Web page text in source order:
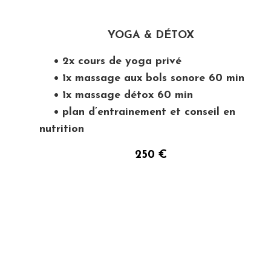
YOGA & DÉTOX
• 2x cours de yoga privé
• 1x massage aux bols sonore 60 min
• 1x massage détox 60 min
• plan d’entrainement et conseil en
nutrition
250 €